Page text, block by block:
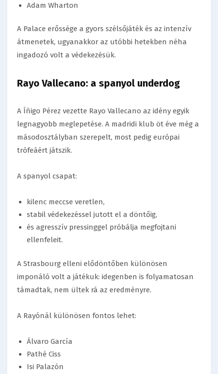
Adam Wharton
A Palace erőssége a gyors szélsőjáték és az intenzív
átmenetek, ugyanakkor az utóbbi hetekben néha
ingadozó volt a védekezésük.
Rayo Vallecano: a spanyol underdog
A Íñigo Pérez vezette Rayo Vallecano az idény egyik
legnagyobb meglepetése. A madridi klub öt éve még a
másodosztályban szerepelt, most pedig európai
trófeáért játszik.
A spanyol csapat:
kilenc meccse veretlen,
stabil védekezéssel jutott el a döntőig,
és agresszív pressinggel próbálja megfojtani
ellenfeleit.
A Strasbourg elleni elődöntőben különösen
imponáló volt a játékuk: idegenben is folyamatosan
támadtak, nem ültek rá az eredményre.
A Rayónál különösen fontos lehet:
Álvaro García
Pathé Ciss
Isi Palazón